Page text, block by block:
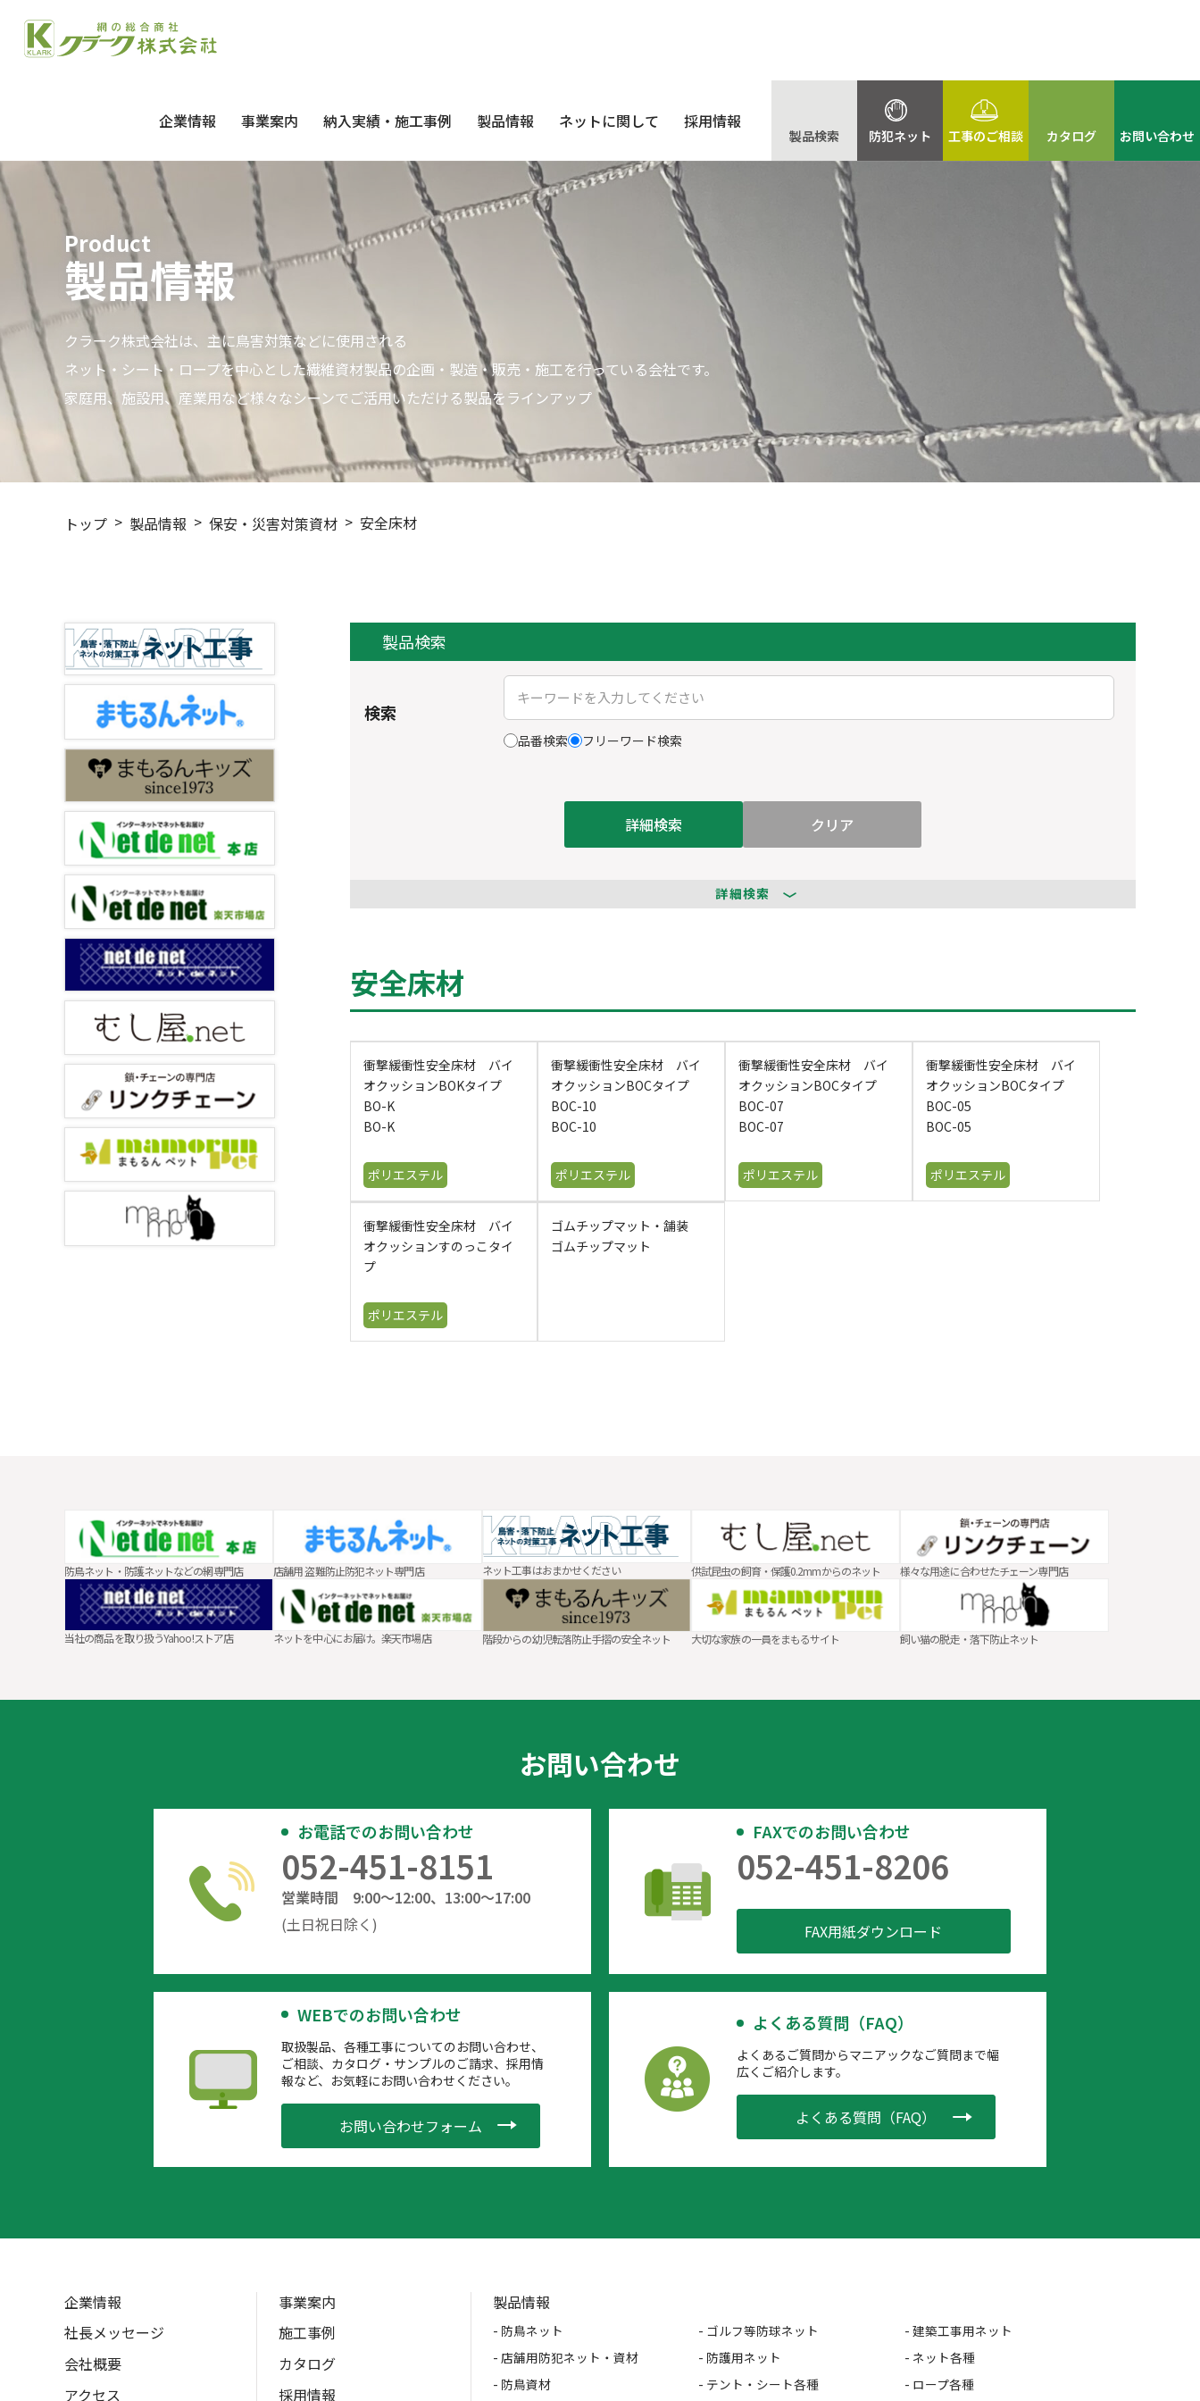
企業情報 事業案内 納入実績・施工事例 製品情報 ネットに関して 採用情報
製品検索 防犯ネット 工事のご相談 カタログ お問い合わせ
製品情報
Product
クラーク株式会社は、主に鳥害対策などに使用される
ネット・シート・ロープを中心とした繊維資材製品の企画・製造・販売・施工を行っている会社です。
家庭用、施設用、産業用など様々なシーンでご活用いただける製品をラインアップ
トップ 製品情報 保安・災害対策資材 安全床材
製品検索
検索
品番検索 フリーワード検索
詳細検索
詳細検索
安全床材
衝撃緩衝性安全床材 バイ
オクッションBOKタイプ
BO-K
BO-K
ポリエステル
衝撃緩衝性安全床材 バイ
オクッションBOCタイプ
BOC-10
BOC-10
ポリエステル
衝撃緩衝性安全床材 バイ
オクッションBOCタイプ
BOC-07
BOC-07
ポリエステル
衝撃緩衝性安全床材 バイ
オクッションBOCタイプ
BOC-05
BOC-05
ポリエステル
衝撃緩衝性安全床材 バイ
オクッションすのっこタイ
プ
ポリエステル
ゴムチップマット・舗装
ゴムチップマット
防鳥ネット・防護ネットなどの網専門店 店舗用 盗難防止防犯ネット専門店 ネット工事はおまかせください 供試昆虫の飼育・保護0.2mmからのネット 様々な用途に合わせたチェーン専門店
当社の商品を取り扱うYahoo!ストア店 ネットを中心にお届け。楽天市場店 階段からの幼児転落防止手摺の安全ネット 大切な家族の一員をまもるサイト 飼い猫の脱走・落下防止ネット
お問い合わせ
お電話でのお問い合わせ
052-451-8151
営業時間 9:00～12:00、13:00～17:00
(土日祝日除く)
FAXでのお問い合わせ
052-451-8206
FAX用紙ダウンロード
WEBでのお問い合わせ
取扱製品、各種工事についてのお問い合わせ、
ご相談、カタログ・サンプルのご請求、採用情
報など、お気軽にお問い合わせください。
お問い合わせフォーム
よくある質問（FAQ）
よくあるご質問からマニアックなご質問まで幅
広くご紹介します。
よくある質問（FAQ）
企業情報
社長メッセージ
会社概要
アクセス
事業案内
施工事例
カタログ
採用情報
製品情報
- 防鳥ネット - ゴルフ等防球ネット
- 建築工事用ネット
- 店舗用防犯ネット・資材
- 防護用ネット
- ネット各種
- 防鳥資材
- テント・シート各種 - ロープ各種